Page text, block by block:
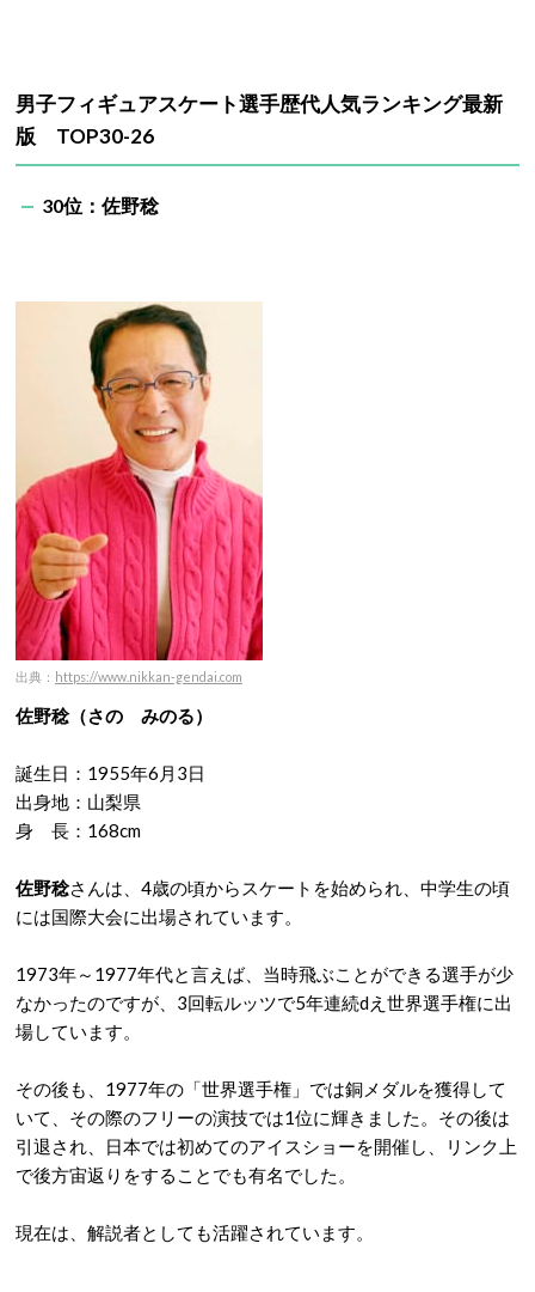
男子フィギュアスケート選手歴代人気ランキング最新
版 TOP30-26
30位：佐野稔
出典： https://www.nikkan-gendai.com
佐野稔（さの みのる）
誕生日：1955年6月3日
出身地：山梨県
身 長：168cm
佐野稔さんは、4歳の頃からスケートを始められ、中学生の頃
には国際大会に出場されています。
1973年～1977年代と言えば、当時飛ぶことができる選手が少
なかったのですが、3回転ルッツで5年連続dえ世界選手権に出
場しています。
その後も、1977年の「世界選手権」では銅メダルを獲得して
いて、その際のフリーの演技では1位に輝きました。その後は
引退され、日本では初めてのアイスショーを開催し、リンク上
で後方宙返りをすることでも有名でした。
現在は、解説者としても活躍されています。